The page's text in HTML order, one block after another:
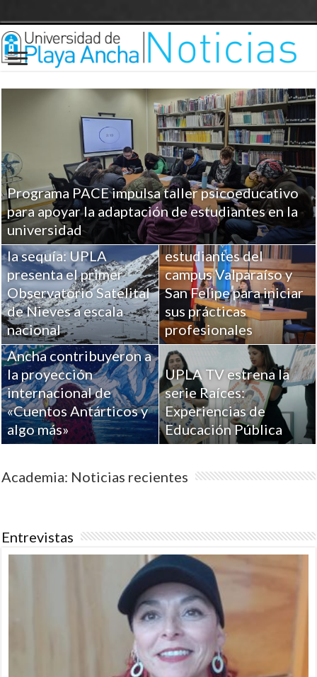
Programa PACE impulsa taller psicoeducativo
para apoyar la adaptación de estudiantes en la
universidad
Ciencia para combatir
la sequía: UPLA
presenta el primer
Observatorio Satelital
de Nieves a escala
nacional
UPLA entrega
herramientas clave a
más de 100
estudiantes del
campus Valparaíso y
San Felipe para iniciar
sus prácticas
profesionales
Académicos de la
Universidad de Playa
Ancha contribuyeron a
la proyección
internacional de
«Cuentos Antárticos y
algo más»
UPLA TV estrena la
serie Raíces:
Experiencias de
Educación Pública
Academia: Noticias recientes
Entrevistas